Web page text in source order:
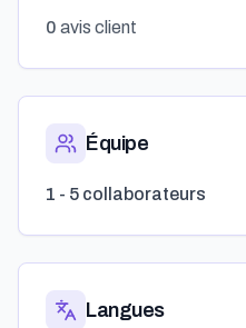
0 avis client
Équipe
1 - 5 collaborateurs
Langues